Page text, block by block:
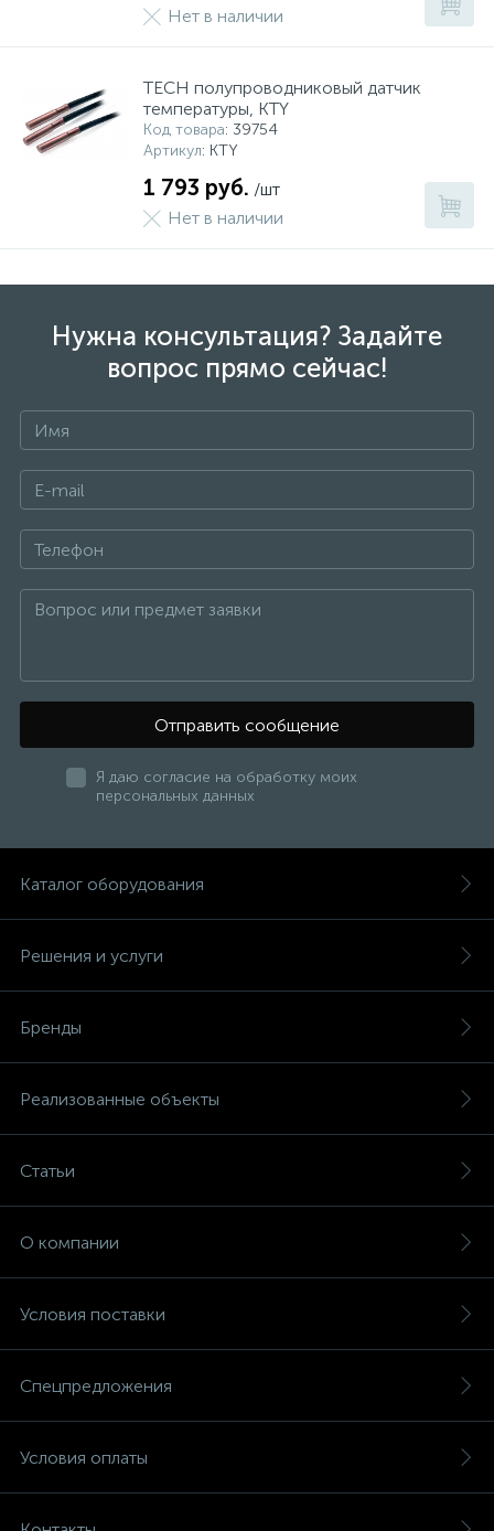
Нет в наличии
TECH полупроводниковый датчик
температуры, KTY
Код товара: 39754
Артикул: KTY
1 793 руб. /шт
Нет в наличии
Нужна консультация? Задайте
вопрос прямо сейчас!
Отправить сообщение
Я даю согласие на обработку моих
персональных данных
Каталог оборудования
Решения и услуги
Бренды
Реализованные объекты
Статьи
О компании
Условия поставки
Спецпредложения
Условия оплаты